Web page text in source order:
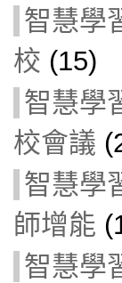
智慧學
校 (15)
智慧學
校會議
智慧學
師增能
智慧學